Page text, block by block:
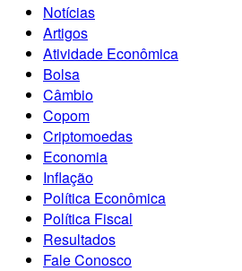
Notícias
Artigos
Atividade Econômica
Bolsa
Câmbio
Copom
Criptomoedas
Economia
Inflação
Política Econômica
Política Fiscal
Resultados
Fale Conosco